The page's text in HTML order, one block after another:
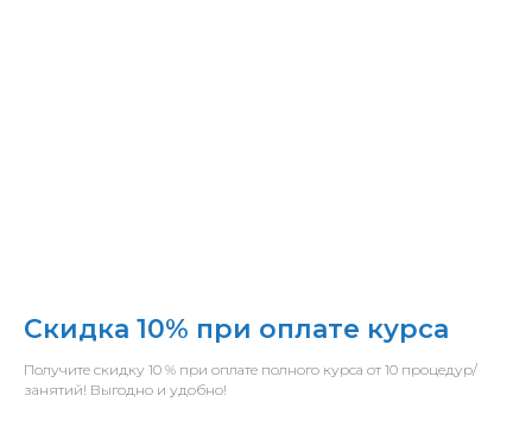
Скидка 10% при оплате курса
Получите скидку 10 % при оплате полного курса от 10 процедур/
занятий! Выгодно и удобно!